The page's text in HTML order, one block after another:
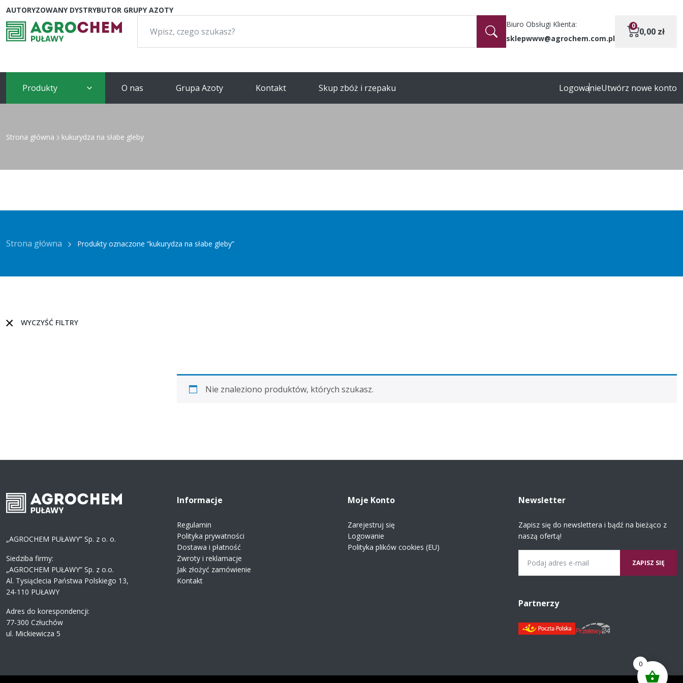
AUTORYZOWANY DYSTRYBUTOR GRUPY AZOTY
Biuro Obsługi Klienta:
sklepwww@agrochem.com.pl
0
0,00 zł
Produkty O nas Grupa Azoty Kontakt Skup zbóż i rzepaku LogowanieUtwórz nowe konto
Strona główna kukurydza na słabe gleby
Strona główna Produkty oznaczone “kukurydza na słabe gleby”
Nie znaleziono produktów, których szukasz.
WYCZYŚĆ FILTRY
„AGROCHEM PUŁAWY” Sp. z o. o.
Siedziba firmy:
„AGROCHEM PUŁAWY” Sp. z o.o.
Al. Tysiąclecia Państwa Polskiego 13,
24-110 PUŁAWY
Adres do korespondencji:
77-300 Człuchów
ul. Mickiewicza 5
Informacje
Regulamin
Polityka prywatności
Dostawa i płatność
Zwroty i reklamacje
Jak złożyć zamówienie
Kontakt
Moje Konto
Zarejestruj się
Logowanie
Polityka plików cookies (EU)
Newsletter
Zapisz się do newslettera i bądź na bieżąco z
naszą ofertą!
Partnerzy
0